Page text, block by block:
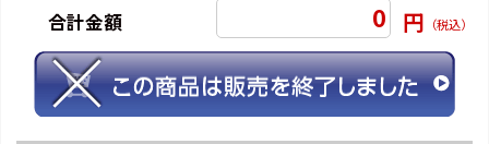
合計金額
0 円 （税込）